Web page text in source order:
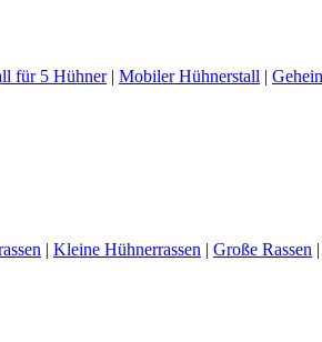
für 5 Hühner| Mobiler Hühnerstall
Kleine Hühnerrassen Große Rassen